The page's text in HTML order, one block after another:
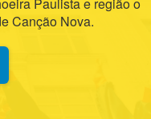
Canção Nova.